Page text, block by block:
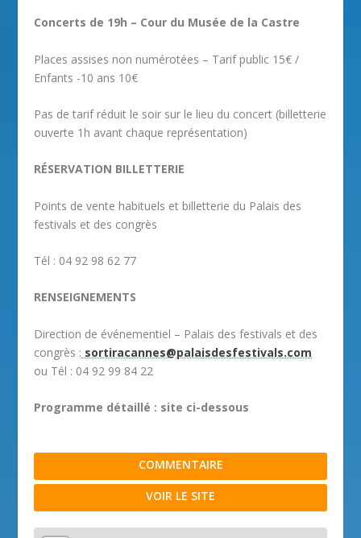
Concerts de 19h – Cour du Musée de la Castre
Places assises non numérotées – Tarif public 15€ /
Enfants -10 ans 10€
Pas de tarif réduit le soir sur le lieu du concert (billetterie
ouverte 1h avant chaque représentation)
RÉSERVATION BILLETTERIE
Points de vente habituels et billetterie du Palais des
festivals et des congrès
Tél : 04 92 98 62 77
RENSEIGNEMENTS
Direction de événementiel – Palais des festivals et des
congrès : sortiracannes@palaisdesfestivals.com
ou Tél : 04 92 99 84 22
Programme détaillé : site ci-dessous
COMMENTAIRE
VOIR LE SITE